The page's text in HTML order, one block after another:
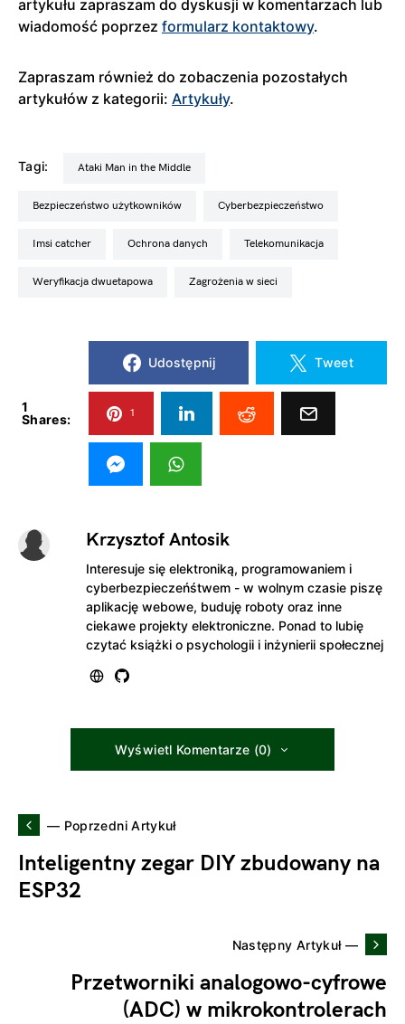
artykułu zapraszam do dyskusji w komentarzach lub
wiadomość poprzez formularz kontaktowy.
Zapraszam również do zobaczenia pozostałych
artykułów z kategorii: Artykuły.
Tagi: Ataki Man in the Middle
Bezpieczeństwo użytkowników cyberbezpieczeństwo
imsi catcher ochrona danych Telekomunikacja
Weryfikacja dwuetapowa Zagrożenia w sieci
1
Shares:
Udostępnij Tweet
1
Krzysztof Antosik
Interesuje się elektroniką, programowaniem i
cyberbezpieczeńśtwem - w wolnym czasie piszę
aplikację webowe, buduję roboty oraz inne
ciekawe projekty elektroniczne. Ponad to lubię
czytać książki o psychologii i inżynierii społecznej
Wyświetl Komentarze (0)
— Poprzedni Artykuł
Inteligentny zegar DIY zbudowany na
ESP32
Następny Artykuł —
Przetworniki analogowo-cyfrowe
(ADC) w mikrokontrolerach